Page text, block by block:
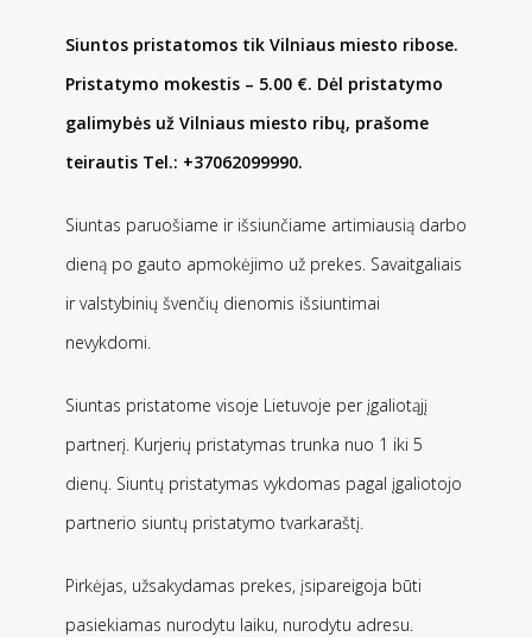
Siuntos pristatomos tik Vilniaus miesto ribose.
Pristatymo mokestis – 5.00 €. Dėl pristatymo
galimybės už Vilniaus miesto ribų, prašome
teirautis Tel.: +37062099990.
Siuntas paruošiame ir išsiunčiame artimiausią darbo
dieną po gauto apmokėjimo už prekes. Savaitgaliais
ir valstybinių švenčių dienomis išsiuntimai
nevykdomi.
Siuntas pristatome visoje Lietuvoje per įgaliotąjį
partnerį. Kurjerių pristatymas trunka nuo 1 iki 5
dienų. Siuntų pristatymas vykdomas pagal įgaliotojo
partnerio siuntų pristatymo tvarkaraštį.
Pirkėjas, užsakydamas prekes, įsipareigoja būti
pasiekiamas nurodytu laiku, nurodytu adresu.